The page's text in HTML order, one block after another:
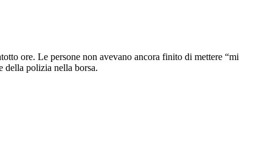
ore. Le persone non avevano ancora finito di mettere “mi
della polizia nella borsa.